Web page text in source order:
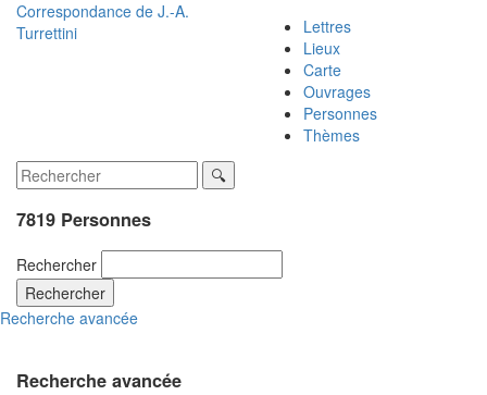
Correspondance de J.-A.
Turrettini
Lettres
Lieux
Carte
Ouvrages
Personnes
Thèmes
7819 Personnes
Rechercher
Rechercher
Recherche avancée
Recherche avancée